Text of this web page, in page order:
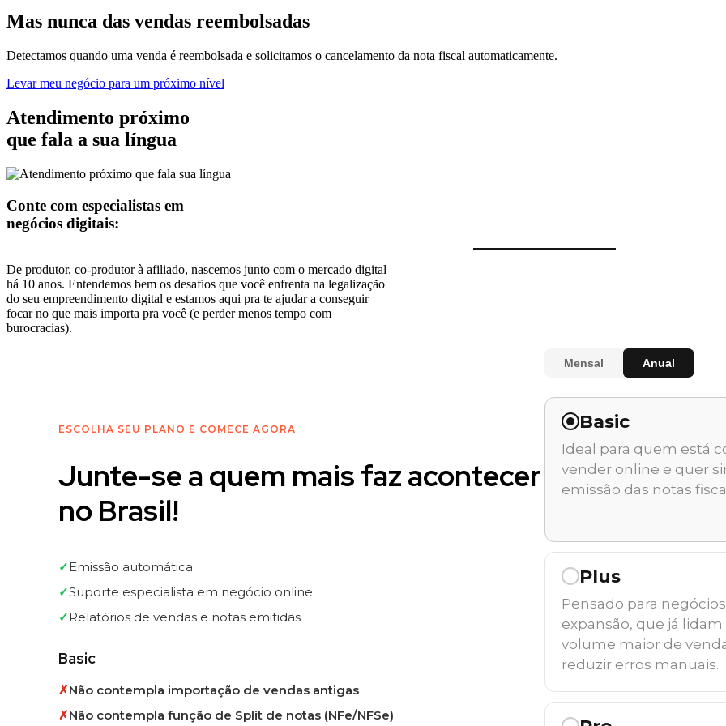
Mas nunca das vendas reembolsadas
Detectamos quando uma venda é reembolsada e solicitamos o cancelamento da nota fiscal automaticamente.
Levar meu negócio para um próximo nível
Atendimento próximo
que fala a sua língua
Conte com especialistas em
negócios digitais:
De produtor, co-produtor à afiliado, nascemos junto com o mercado digital
há 10 anos. Entendemos bem os desafios que você enfrenta na legalização
do seu empreendimento digital e estamos aqui pra te ajudar a conseguir
focar no que mais importa pra você (e perder menos tempo com
burocracias).
ESCOLHA SEU PLANO E COMECE AGORA
Junte-se a quem mais faz acontecer
no Brasil!
✓Emissão automática
✓Suporte especialista em negócio online
✓Relatórios de vendas e notas emitidas
Basic
✗Não contempla importação de vendas antigas
✗Não contempla função de Split de notas (NFe/NFSe)
Mensal Anual
Basic
Ideal para quem está
vender online e quer
emissão das notas
Plus
Pensado para
expansão, que já
volume maior de
reduzir erros manuais.